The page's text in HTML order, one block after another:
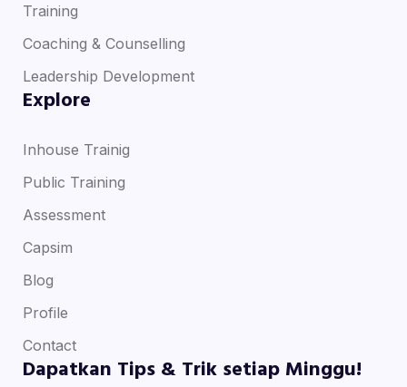
Training
Coaching & Counselling
Leadership Development
Explore
Inhouse Trainig
Public Training
Assessment
Capsim
Blog
Profile
Contact
Dapatkan Tips & Trik setiap Minggu!